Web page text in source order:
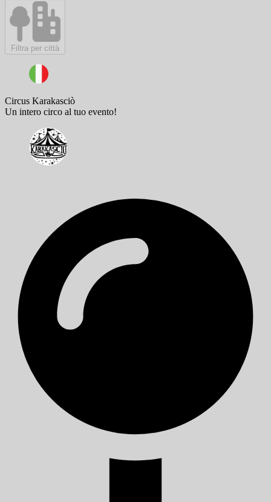
Filtra per città
Circus Karakasciò
Un intero circo al tuo evento!